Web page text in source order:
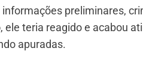
informações preliminares,
ele teria reagido e acabou
apuradas.